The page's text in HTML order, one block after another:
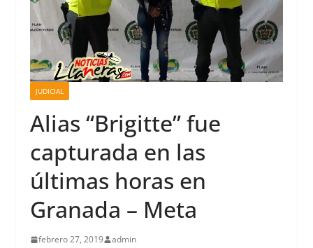
JUDICIAL
Alias “Brigitte” fue
capturada en las
últimas horas en
Granada – Meta
febrero 27, 2019 admin